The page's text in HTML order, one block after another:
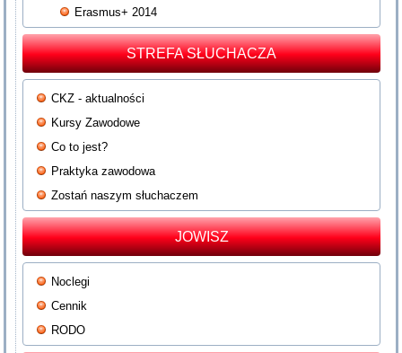
Erasmus+ 2014
STREFA SŁUCHACZA
CKZ - aktualności
Kursy Zawodowe
Co to jest?
Praktyka zawodowa
Zostań naszym słuchaczem
JOWISZ
Noclegi
Cennik
RODO